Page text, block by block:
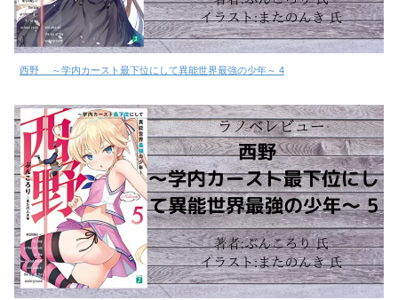
西野 ～学内カースト最下位にして異能世界最強の少年～ 4